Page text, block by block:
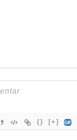
{} [+]